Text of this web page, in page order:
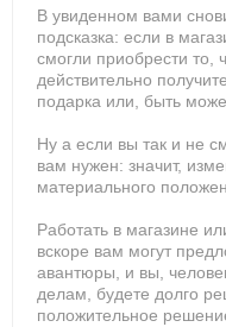
В увиденном вами
подсказка: если в
смогли приобрести то,
действительно
подарка или, быть
Ну а если вы так и не
вам нужен: значит,
материального
Работать в магазине
вскоре вам могут
авантюры, и вы,
делам, будете долго
положительное